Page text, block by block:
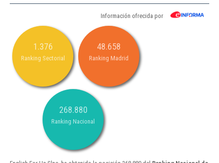
Información ofrecida por
1.376
Ranking Sectorial
48.658
Ranking Madrid
268.880
Ranking Nacional